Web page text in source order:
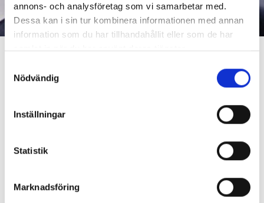
annons- och analysföretag som vi samarbetar med.
Dessa kan i sin tur kombinera informationen med annan
information som du har tillhandahållit eller som de har
samlat in när du har använt deras tjänster.
Nödvändig
Inställningar
Statistik
Marknadsföring
Paul Hansen Wins Photographer of
Competing with 2,000 photographers and 45,000
morning paper
won the Newspaper